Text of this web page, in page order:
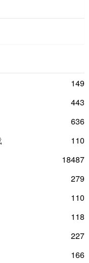
149
443
636
110
18487
279
110
118
227
166